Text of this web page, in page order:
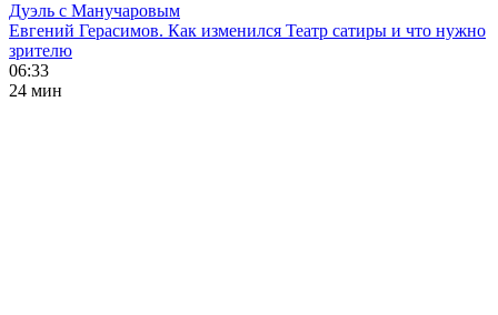
Дуэль с Манучаровым
Евгений Герасимов. Как изменился Театр сатиры и что нужно
зрителю
06:33
24 мин